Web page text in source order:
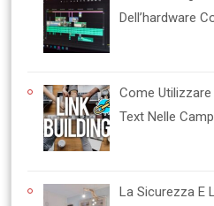
Dell’hardware
Come
Text Nelle
La Sicurezza E